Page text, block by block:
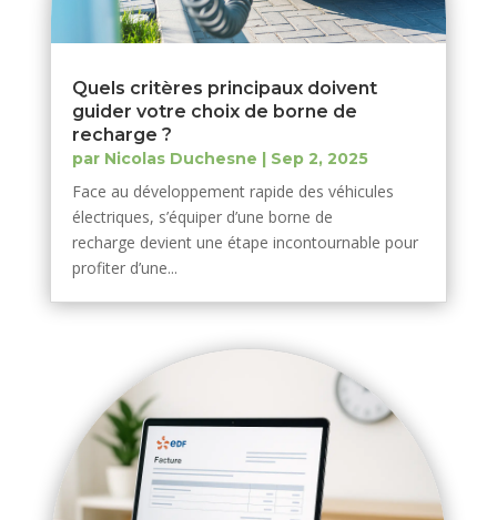
Quels critères principaux doivent
guider votre choix de borne de
recharge ?
par Nicolas Duchesne | Sep 2, 2025
Face au développement rapide des véhicules
électriques, s’équiper d’une borne de
recharge devient une étape incontournable pour
profiter d’une...